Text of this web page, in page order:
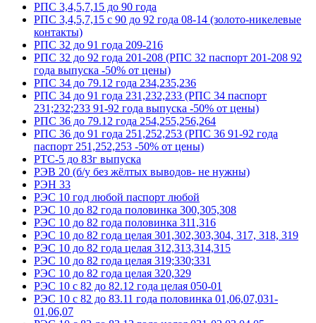
РПС 3,4,5,7,15 до 90 года
РПС 3,4,5,7,15 с 90 до 92 года 08-14 (золото-никелевые
контакты)
РПС 32 до 91 года 209-216
РПС 32 до 92 года 201-208 (РПС 32 паспорт 201-208 92
года выпуска -50% от цены)
РПС 34 до 79.12 года 234,235,236
РПС 34 до 91 года 231,232,233 (РПС 34 паспорт
231;232;233 91-92 года выпуска -50% от цены)
РПС 36 до 79.12 года 254,255,256,264
РПС 36 до 91 года 251,252,253 (РПС 36 91-92 года
паспорт 251,252,253 -50% от цены)
РТС-5 до 83г выпуска
РЭВ 20 (б/у без жёлтых выводов- не нужны)
РЭН 33
РЭС 10 год любой паспорт любой
РЭС 10 до 82 года половинка 300,305,308
РЭС 10 до 82 года половинка 311,316
РЭС 10 до 82 года целая 301,302,303,304, 317, 318, 319
РЭС 10 до 82 года целая 312,313,314,315
РЭС 10 до 82 года целая 319;330;331
РЭС 10 до 82 года целая 320,329
РЭС 10 с 82 до 82.12 года целая 050-01
РЭС 10 с 82 до 83.11 года половинка 01,06,07,031-
01,06,07